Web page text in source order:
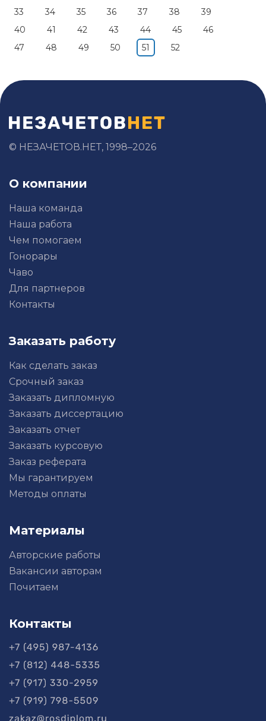
33
34 35 36 37 38
39
40
41 42 43 44 45
46
47
48 49 50 51 52
© НЕЗАЧЕТОВ.НЕТ, 1998–2026
О компании
Наша команда
Наша работа
Чем помогаем
Гонорары
Чаво
Для партнеров
Контакты
Заказать работу
Как сделать заказ
Срочный заказ
Заказать дипломную
Заказать диссертацию
Заказать отчет
Заказать курсовую
Заказ реферата
Мы гарантируем
Методы оплаты
Материалы
Авторские работы
Вакансии авторам
Почитаем
Контакты